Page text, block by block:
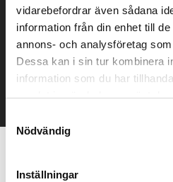
vidarebefordrar även sådana
information från din enhet till
annons- och analysföretag
Dessa kan i sin tur kombinera
information som du har
samlat in när du har använt
Nödvändig
Inställningar
Prisuppgift
Kontakta oss här för att få
mailen.
Det går också utmärkt
Relaterade produkter